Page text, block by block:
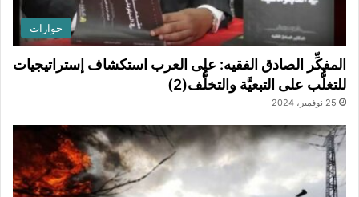
حوارات
المفكِّر الصادق الفقيه: على العرب استكشاف إستراتيجيات
للتغلُّب على التبعيَّة والتخلُّف(2)
25 نوفمبر، 2024